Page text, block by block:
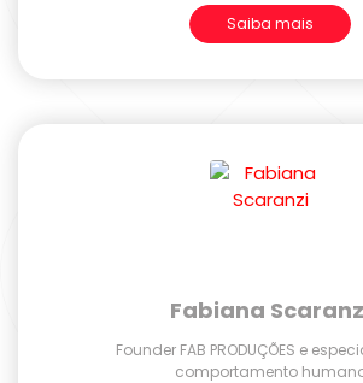
Saiba mais
Fabiana
Founder FAB PRODUÇÕES e
comportamento